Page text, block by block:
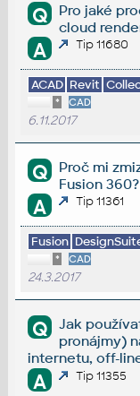
Q
Pro jaké
cloud
A Tip 11680
ACAD Revit
* CAD
6.11.2017
Q
Proč mi
Fusion 360?
A Tip 11361
Fusion
* CAD
24.3.2017
Q
Jak
pronájmy)
internetu, off-
A Tip 11355